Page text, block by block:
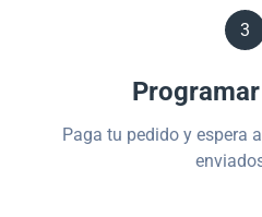
3
Paga tu pedido y espera